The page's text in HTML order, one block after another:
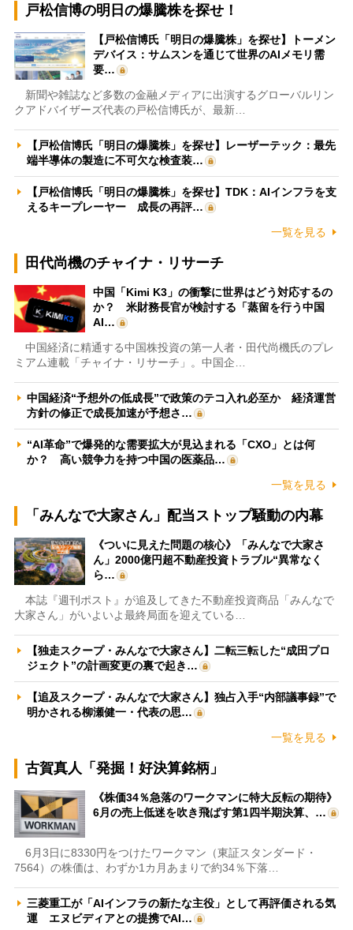
戸松信博の明日の爆騰株を探せ！
【戸松信博氏「明日の爆騰株」を探せ】トーメン
デバイス：サムスンを通じて世界のAIメモリ需
要…
新聞や雑誌など多数の金融メディアに出演するグローバルリン
クアドバイザーズ代表の戸松信博氏が、最新…
【戸松信博氏「明日の爆騰株」を探せ】レーザーテック：最先
端半導体の製造に不可欠な検査装…
【戸松信博氏「明日の爆騰株」を探せ】TDK：AIインフラを支
えるキープレーヤー 成長の再評…
一覧を見る
田代尚機のチャイナ・リサーチ
中国「Kimi K3」の衝撃に世界はどう対応するの
か？ 米財務長官が検討する「蒸留を行う中国
AI…
中国経済に精通する中国株投資の第一人者・田代尚機氏のプレ
ミアム連載「チャイナ・リサーチ」。中国企…
中国経済“予想外の低成長”で政策のテコ入れ必至か 経済運営
方針の修正で成長加速が予想さ…
“AI革命”で爆発的な需要拡大が見込まれる「CXO」とは何
か？ 高い競争力を持つ中国の医薬品…
一覧を見る
「みんなで大家さん」配当ストップ騒動の内幕
《ついに見えた問題の核心》「みんなで大家さ
ん」2000億円超不動産投資トラブル“異常なく
ら…
本誌『週刊ポスト』が追及してきた不動産投資商品「みんなで
大家さん」がいよいよ最終局面を迎えている…
【独走スクープ・みんなで大家さん】二転三転した“成田プロ
ジェクト”の計画変更の裏で起き…
【追及スクープ・みんなで大家さん】独占入手“内部議事録”で
明かされる柳瀬健一・代表の思…
一覧を見る
古賀真人「発掘！好決算銘柄」
《株価34％急落のワークマンに特大反転の期待》
6月の売上低迷を吹き飛ばす第1四半期決算、…
6月3日に8330円をつけたワークマン（東証スタンダード・
7564）の株価は、わずか1カ月あまりで約34％下落…
三菱重工が「AIインフラの新たな主役」として再評価される気
運 エヌビディアとの提携でAI…